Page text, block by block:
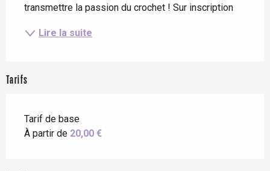
transmettre la passion du crochet ! Sur inscription
Lire la suite
Tarifs
Tarif de base
À partir de 20,00 €